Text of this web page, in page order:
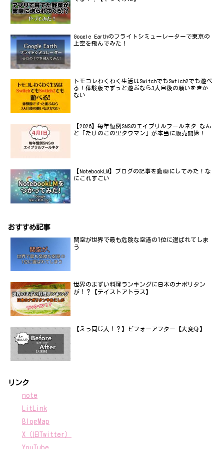
Google Earthのフライトシミューレーターで東京の
上空を飛んでみた！
トモコレわくわく生活はSwitchでもSwtich2でも遊べ
る！体験版でずっと遊ぶなら3人目後の願いをきか
ない
【2026】毎年恒例SNSのエイプリルフールネタ なん
と「たけのこの里タワマン」が本当に販売開始！
【NotebookLM】ブログの記事を動画にしてみた！な
にこれすごい
おすすめ記事
関空が世界で最も危険な空港の1位に選ばれてしま
う
世界のまずい料理ランキングに日本のナポリタン
が！？【テイストアトラス】
【えっ同じ人！？】ビフォーアフター【大変身】
リンク
note
LitLink
BlogMap
X（旧Twitter）